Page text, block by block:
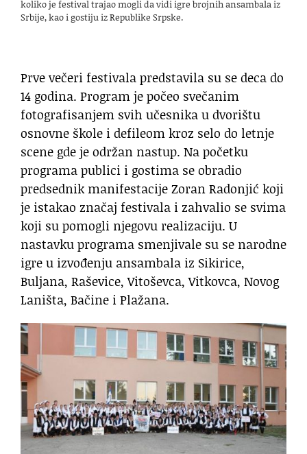
koliko je festival trajao mogli da vidi igre brojnih ansambala iz
Srbije, kao i gostiju iz Republike Srpske.
Prve večeri festivala predstavila su se deca do
14 godina. Program je počeo svečanim
fotografisanjem svih učesnika u dvorištu
osnovne škole i defileom kroz selo do letnje
scene gde je održan nastup. Na početku
programa publici i gostima se obradio
predsednik manifestacije Zoran Radonjić koji
je istakao značaj festivala i zahvalio se svima
koji su pomogli njegovu realizaciju. U
nastavku programa smenjivale su se narodne
igre u izvođenju ansambala iz Sikirice,
Buljana, Raševice, Vitoševca, Vitkovca, Novog
Laništa, Bačine i Plažana.